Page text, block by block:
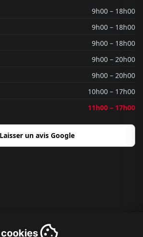
9h00 – 18h00
9h00 – 18h00
9h00 – 18h00
9h00 – 20h00
9h00 – 20h00
10h00 – 17h00
11h00 – 17h00
Laisser un avis Google